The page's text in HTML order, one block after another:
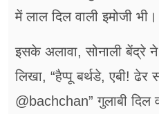
में लाल दिल वाली इमोजी भी।
इसके अलावा, सोनाली बेंद्रे
लिखा, “हैप्पू बर्थडे, एबी! ढेर
@bachchan” गुलाबी दिल